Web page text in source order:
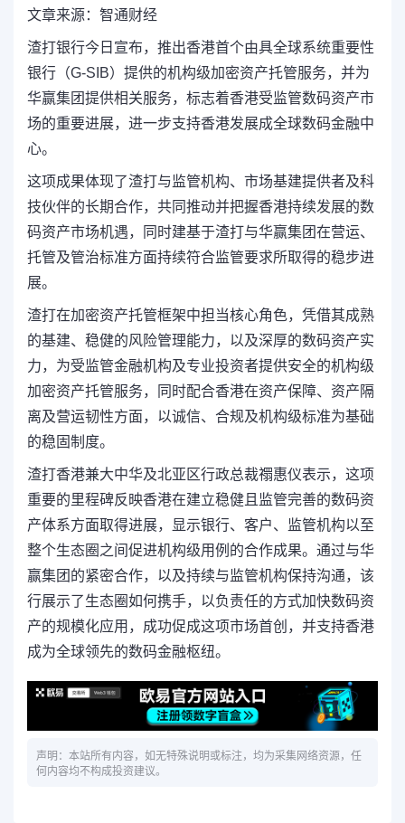
文章来源：智通财经
渣打银行今日宣布，推出香港首个由具全球系统重要性
银行（G-SIB）提供的机构级加密资产托管服务，并为
华赢集团提供相关服务，标志着香港受监管数码资产市
场的重要进展，进一步支持香港发展成全球数码金融中
心。
这项成果体现了渣打与监管机构、市场基建提供者及科
技伙伴的长期合作，共同推动并把握香港持续发展的数
码资产市场机遇，同时建基于渣打与华赢集团在营运、
托管及管治标准方面持续符合监管要求所取得的稳步进
展。
渣打在加密资产托管框架中担当核心角色，凭借其成熟
的基建、稳健的风险管理能力，以及深厚的数码资产实
力，为受监管金融机构及专业投资者提供安全的机构级
加密资产托管服务，同时配合香港在资产保障、资产隔
离及营运韧性方面，以诚信、合规及机构级标准为基础
的稳固制度。
渣打香港兼大中华及北亚区行政总裁禤惠仪表示，这项
重要的里程碑反映香港在建立稳健且监管完善的数码资
产体系方面取得进展，显示银行、客户、监管机构以至
整个生态圈之间促进机构级用例的合作成果。通过与华
赢集团的紧密合作，以及持续与监管机构保持沟通，该
行展示了生态圈如何携手，以负责任的方式加快数码资
产的规模化应用，成功促成这项市场首创，并支持香港
成为全球领先的数码金融枢纽。
声明：本站所有内容，如无特殊说明或标注，均为采集网络资源，任
何内容均不构成投资建议。